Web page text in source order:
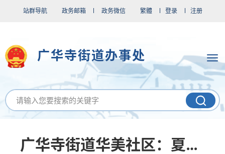
站群导航 政务邮箱 政务微信 繁體 登录 注册
广华寺街道办事处
广华寺街道华美社区：夏绘微景添新色 志愿服务美家园